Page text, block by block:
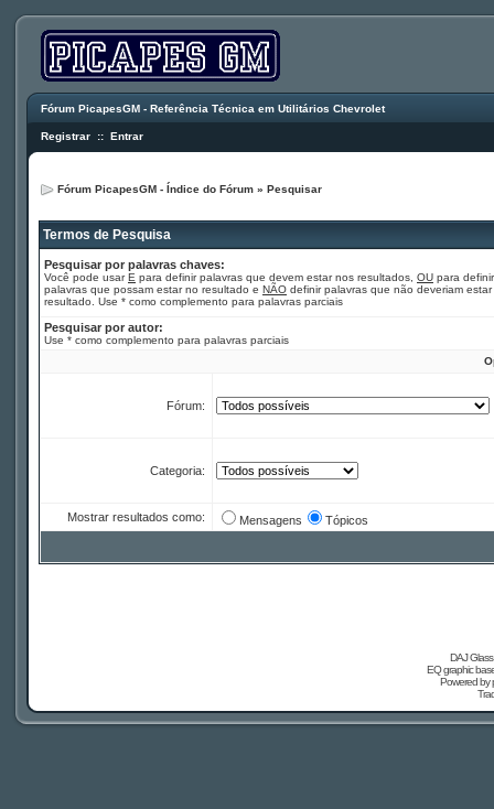
Fórum PicapesGM - Referência Técnica em Utilitários Chevrolet
Registrar :: Entrar
Fórum PicapesGM - Índice do Fórum » Pesquisar
Termos de Pesquisa
Pesquisar por palavras chaves:
Você pode usarE para definir palavras que devem estar nos resultados, OU para definir
palavras que possam estar no resultado e NÃO definir palavras que não deveriam
resultado. Use * como complemento para palavras parciais
Pesquisar por autor:
Use * como complemento para palavras parciais
Fórum:
Categoria:
Mostrar resultados como: Mensagens Tópicos
DAJ
EQ graphic
Powered by